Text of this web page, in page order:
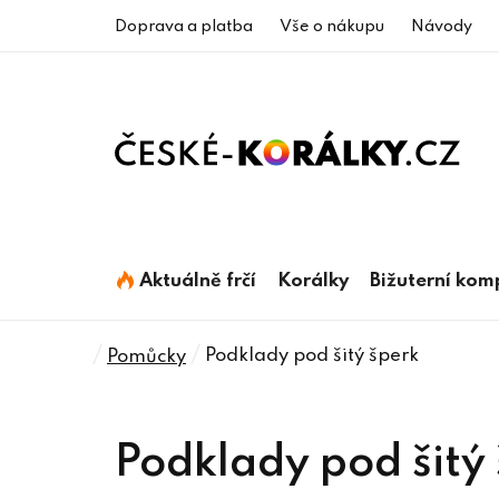
Doprava a platba Vše o nákupu Návody
Aktuálně frčí Korálky Bižuterní
Domů
Pomůcky Podklady pod šitý šperk
Podklady pod šitý